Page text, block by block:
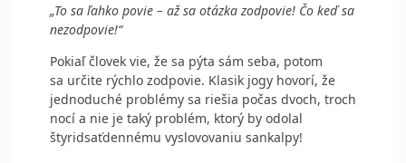
„To sa ľahko povie – až sa otázka zodpovie! Čo keď sa
nezodpovie!“
Pokiaľ človek vie, že sa pýta sám seba, potom
sa určite rýchlo zodpovie. Klasik jogy hovorí, že
jednoduché problémy sa riešia počas dvoch, troch
nocí a nie je taký problém, ktorý by odolal
štyridsaťdennému vyslovovaniu sankalpy!